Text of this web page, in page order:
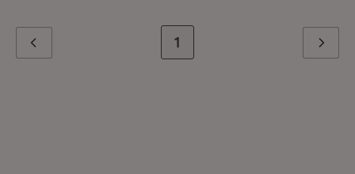
Zur letzten Seite
1 Weiter